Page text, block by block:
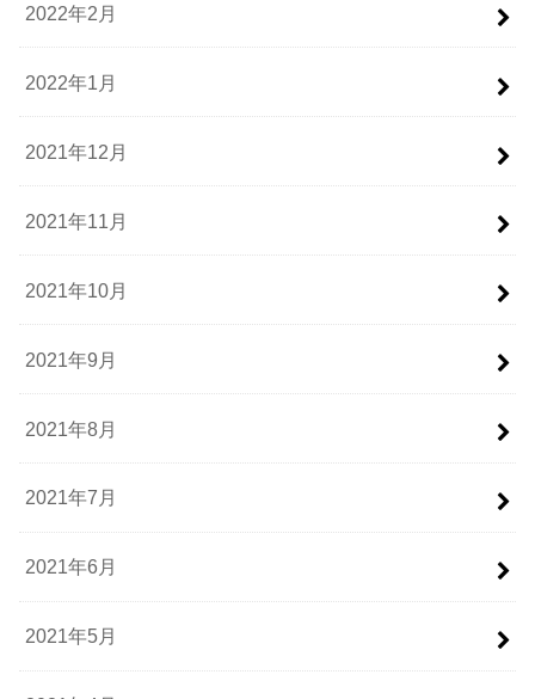
2022年2月
2022年1月
2021年12月
2021年11月
2021年10月
2021年9月
2021年8月
2021年7月
2021年6月
2021年5月